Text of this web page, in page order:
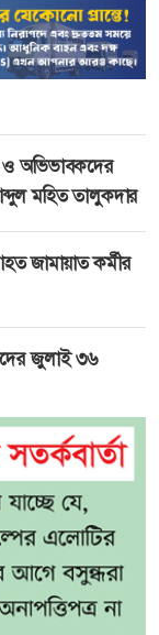
ও অভিভাবকদের
মহিত তালুকদার
জামায়াত কর্মীর
জুলাই ৩৬